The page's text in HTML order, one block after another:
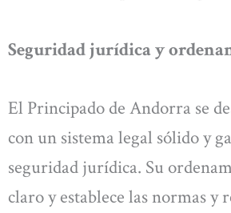
Seguridad jurídica y
El Principado de Andorra se
con un sistema legal sólido y
seguridad jurídica. Su
claro y establece las normas y